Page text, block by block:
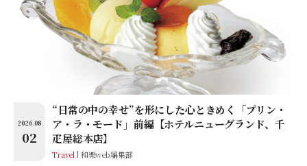
2026.08
02
“日常の中の幸せ”を形にした心ときめく「プリン・
ア・ラ・モード」前編【ホテルニューグランド、千
疋屋総本店】
Travel 和樂web編集部